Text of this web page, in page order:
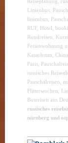
Linienbus,
linienbus,
RUF, Hotel,
Rundreisen,
Ferienwohnung
Kasachstan,
Paris,
russisches
Pauschalreisen,
Flitterwochen,
Busreisen aus
russisches
nürnberg und